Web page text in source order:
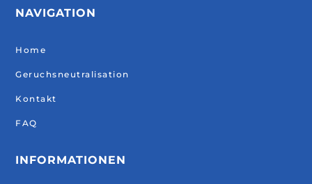
NAVIGATION
Home
Geruchsneutralisation
Kontakt
FAQ
INFORMATIONEN